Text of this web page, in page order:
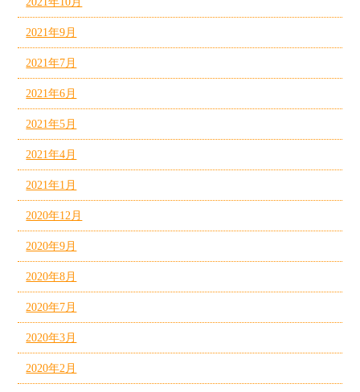
2021年9月
2021年7月
2021年6月
2021年5月
2021年4月
2021年1月
2020年12月
2020年9月
2020年8月
2020年7月
2020年3月
2020年2月